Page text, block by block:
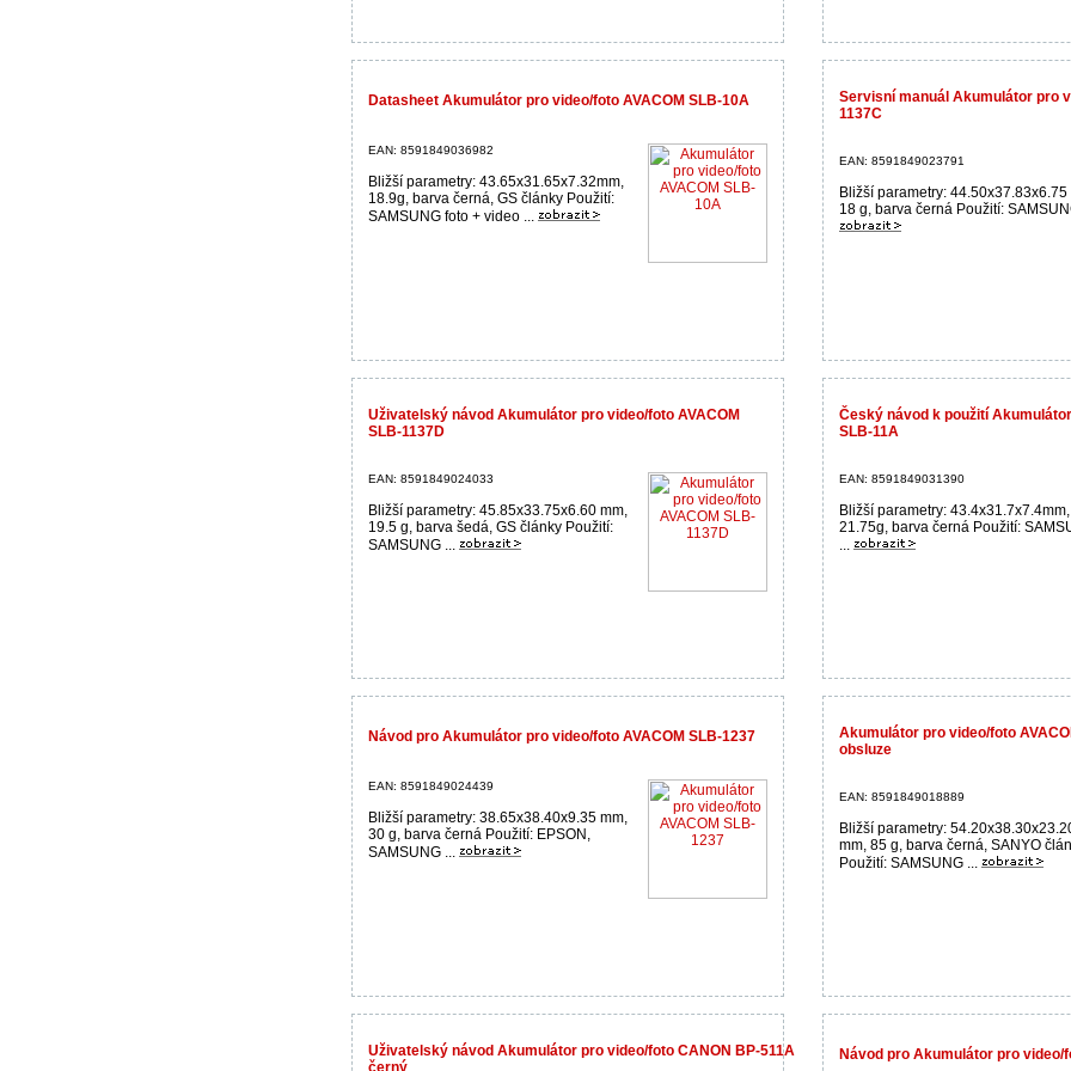
Datasheet Akumulátor pro video/foto AVACOM SLB-10A
EAN: 8591849036982
Bližší parametry: 43.65x31.65x7.32mm,
18.9g, barva černá, GS články Použití:
SAMSUNG foto + video ...
Servisní manuál Akumulátor pro
1137C
EAN: 8591849023791
Bližší parametry: 44.50x37.83x6.75
18 g, barva černá Použití:
Uživatelský návod Akumulátor pro video/foto AVACOM
SLB-1137D
EAN: 8591849024033
Bližší parametry: 45.85x33.75x6.60 mm,
19.5 g, barva šedá, GS články Použití:
SAMSUNG ...
Český návod k použití
SLB-11A
EAN: 8591849031390
Bližší parametry: 43.4x31.7x7.4mm,
21.75g, barva černá Použití:
...
Návod pro Akumulátor pro video/foto AVACOM SLB-1237
EAN: 8591849024439
Bližší parametry: 38.65x38.40x9.35 mm,
30 g, barva černá Použití: EPSON,
SAMSUNG ...
Akumulátor pro video/foto
obsluze
EAN: 8591849018889
Bližší parametry:
mm, 85 g, barva černá, SANYO
Použití: SAMSUNG ...
Uživatelský návod Akumulátor pro video/foto CANON BP-511A
černý
Návod pro Akumulátor pro video/